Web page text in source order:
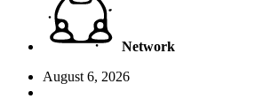
Network
August 6, 2026